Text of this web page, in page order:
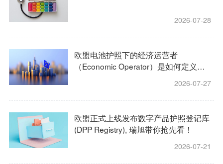
2026-07-28
欧盟电池护照下的经济运营者
（Economic Operator）是如何定义？
2026-07-27
欧盟正式上线发布数字产品护照登记库
(DPP Registry), 瑞旭带你抢先看！
2026-07-21